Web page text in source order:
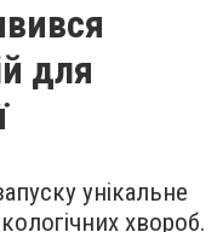
для
унікальне
хвороб.